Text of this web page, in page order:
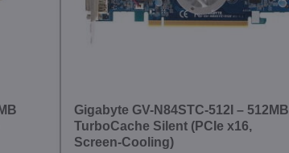
Gigabyte GV-N84STC-512I – 512MB
TurboCache Silent (PCIe x16,
Screen-Cooling)